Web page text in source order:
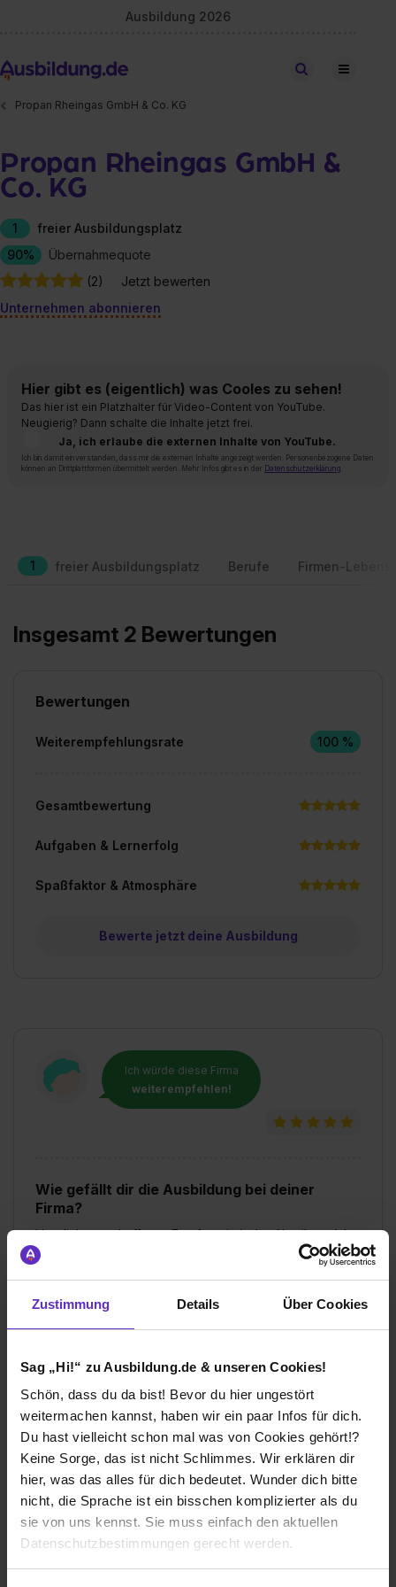
Zustimmung Details Über Cookies
Sag „Hi!“ zu Ausbildung.de & unseren Cookies!
Schön, dass du da bist! Bevor du hier ungestört
weitermachen kannst, haben wir ein paar Infos für dich.
Du hast vielleicht schon mal was von Cookies gehört!?
Keine Sorge, das ist nicht Schlimmes. Wir erklären dir
hier, was das alles für dich bedeutet. Wunder dich bitte
nicht, die Sprache ist ein bisschen komplizierter als du
sie von uns kennst. Sie muss einfach den aktuellen
Datenschutzbestimmungen gerecht werden.
Ausbildung 2026
Stellen finden
Propan Rheingas GmbH & Co. KG
Propan Rheingas GmbH &
Co. KG
1
freier Ausbildungsplatz
90%
Übernahmequote
(2)
Jetzt bewerten
Unternehmen abonnieren
Hier gibt es (eigentlich) was Cooles zu sehen!
Das hier ist ein Platzhalter für Video-Content von YouTube.
Neugierig? Dann schalte die Inhalte jetzt frei.
Ja, ich erlaube die externen Inhalte von YouTube.
Ich bin damit einverstanden, dass mir die externen Inhalte angezeigt werden. Personenbezogene Daten
können an Drittplattformen übermittelt werden. Mehr Infos gibt es in der Datenschutzerklärung
1 freier Ausbildungsplatz Berufe Firmen-
Insgesamt 2 Bewertungen
Ich würde diese Firma
weiterempfehlen!
Wie gefällt dir die Ausbildung bei deiner
Firma?
Herzlicher und offener Empfang in jeder Abteilung (als
Azubi durchläuft man mehrere Abteilungen). Freies
Arbeiten ist möglich, genauso wie fördernde Aufgaben.
Wie gefällt dir dein Ausbildungsberuf?
sondern spannende und interessante Unterrichtsfächer.
Propan Rheingas GmbH & Co. KG
Klassische duale Berufsausbildung
Brühl (Rheinland)
8 Std. pro Tag
Bewertungen
Weiterempfehlungsrate 100 %
Gesamtbewertung
Aufgaben & Lernerfolg
Spaßfaktor & Atmosphäre
Bewerte jetzt deine Ausbildung